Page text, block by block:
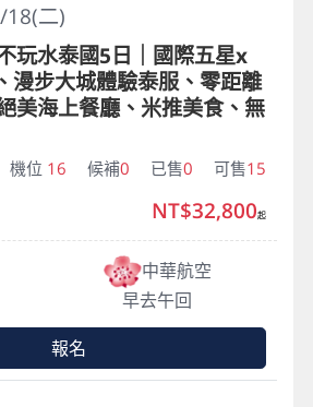
二)
玩水泰國5日｜國際五星x
漫步大城體驗泰服、零距離
美海上餐廳、米推美食、無
機位 16 候補0 已售0 可售15
中華航空
早去午回
NT$32,800起
報名